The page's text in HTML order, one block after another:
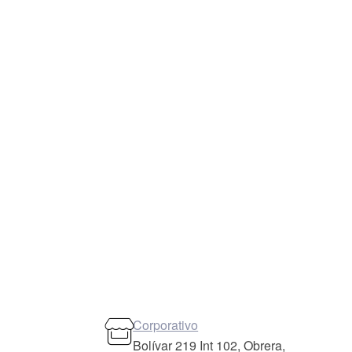
Corporativo
Bolívar 219 Int 102, Obrera,